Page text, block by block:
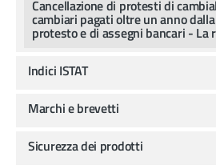
Cancellazione di protesti di
cambiari pagati oltre un anno
protesto e di assegni bancari - La
Indici ISTAT
Marchi e brevetti
Sicurezza dei prodotti